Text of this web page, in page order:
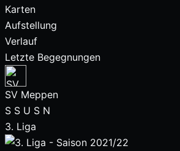
Karten
Aufstellung
Verlauf
Letzte Begegnungen
SV Meppen
S S U S N
3. Liga